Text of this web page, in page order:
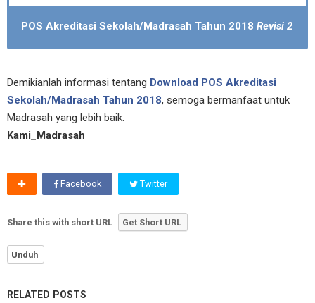
POS Akreditasi Sekolah/Madrasah Tahun 2018 Revisi 2
Demikianlah informasi tentang Download POS Akreditasi
Sekolah/Madrasah Tahun 2018, semoga bermanfaat untuk
Madrasah yang lebih baik.
Kami_Madrasah
Facebook Twitter
Share this with short URL Get Short URL
Unduh
RELATED POSTS